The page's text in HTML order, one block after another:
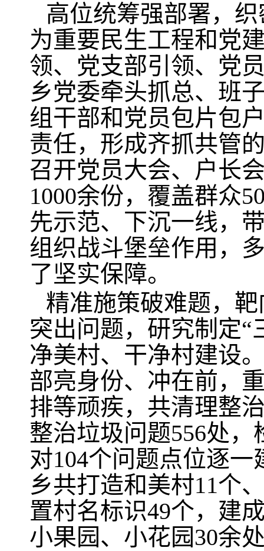
高位统筹强部署，
为重要民生工程和党
领、党支部引领、党
乡党委牵头抓总、班
组干部和党员包片包
责任，形成齐抓共管
召开党员大会、户长
1000余份，覆盖群众
先示范、下沉一线，
组织战斗堡垒作用，
了坚实保障。
精准施策破难题，
突出问题，研究制定
净美村、干净村建设
部亮身份、冲在前，
排等顽疾，共清理整
整治垃圾问题556处，
对104个问题点位逐
乡共打造和美村11个
置村名标识49个，建
小果园、小花园30余